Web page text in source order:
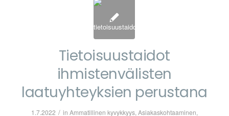
Tietoisuustaidot
ihmistenvälisten
laatuyhteyksien perustana
1.7.2022 / in Ammatillinen kyvykkyys, Asiakaskohtaaminen,